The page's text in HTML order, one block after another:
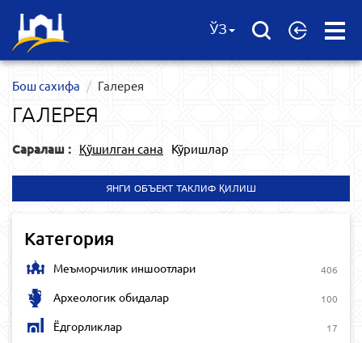
Open
ЎЗ
Бош сахифа Галерея
ГАЛЕРЕЯ
Саралаш : Қўшилган сана Кўришлар
ЯНГИ ОБЪЕКТ ТАКЛИФ ҚИЛИШ
Категория
Меъморчилик иншоотлари 406
Археологик обидалар 100
Ёдгорликлар 17